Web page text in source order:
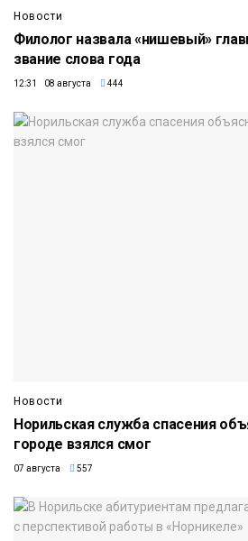
Новости
Филолог назвала «нишевый»
звание слова года
12:31 08 августа 444
Новости
Норильская служба спасения
городе взялся смог
07 августа 557